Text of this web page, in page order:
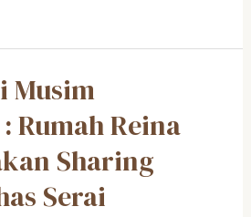
Musim
Rumah Reina
Sharing
Serai